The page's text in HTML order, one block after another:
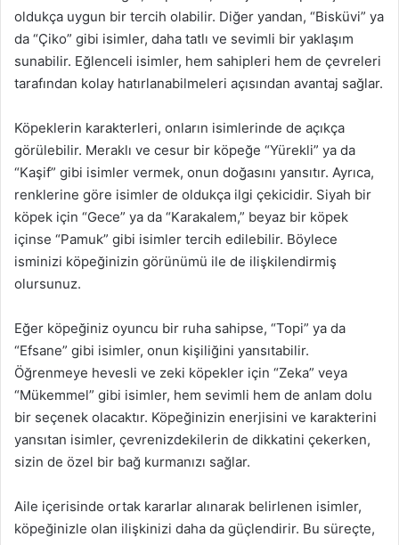
oldukça uygun bir tercih olabilir. Diğer yandan, “Bisküvi” ya
da “Çiko” gibi isimler, daha tatlı ve sevimli bir yaklaşım
sunabilir. Eğlenceli isimler, hem sahipleri hem de çevreleri
tarafından kolay hatırlanabilmeleri açısından avantaj sağlar.
Köpeklerin karakterleri, onların isimlerinde de açıkça
görülebilir. Meraklı ve cesur bir köpeğe “Yürekli” ya da
“Kaşif” gibi isimler vermek, onun doğasını yansıtır. Ayrıca,
renklerine göre isimler de oldukça ilgi çekicidir. Siyah bir
köpek için “Gece” ya da “Karakalem,” beyaz bir köpek
içinse “Pamuk” gibi isimler tercih edilebilir. Böylece
isminizi köpeğinizin görünümü ile de ilişkilendirmiş
olursunuz.
Eğer köpeğiniz oyuncu bir ruha sahipse, “Topi” ya da
“Efsane” gibi isimler, onun kişiliğini yansıtabilir.
Öğrenmeye hevesli ve zeki köpekler için “Zeka” veya
“Mükemmel” gibi isimler, hem sevimli hem de anlam dolu
bir seçenek olacaktır. Köpeğinizin enerjisini ve karakterini
yansıtan isimler, çevrenizdekilerin de dikkatini çekerken,
sizin de özel bir bağ kurmanızı sağlar.
Aile içerisinde ortak kararlar alınarak belirlenen isimler,
köpeğinizle olan ilişkinizi daha da güçlendirir. Bu süreçte,